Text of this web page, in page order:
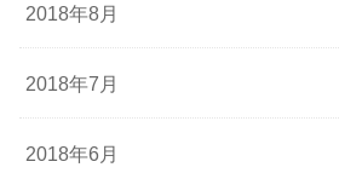
2018年8月
2018年7月
2018年6月